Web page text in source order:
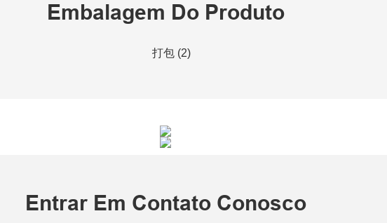
Embalagem Do Produto
Entrar Em Contato Conosco